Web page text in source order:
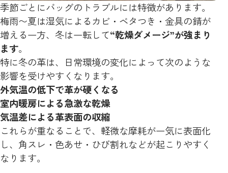
季節ごとにバッグのトラブルには特徴があります。
梅雨〜夏は湿気によるカビ・ベタつき・金具の錆が
増える一方、冬は一転して“乾燥ダメージ”が強まり
ます。
特に冬の革は、日常環境の変化によって次のような
影響を受けやすくなります。
外気温の低下で革が硬くなる
室内暖房による急激な乾燥
気温差による革表面の収縮
これらが重なることで、軽微な摩耗が一気に表面化
し、角スレ・色あせ・ひび割れなどが起こりやすく
なります。